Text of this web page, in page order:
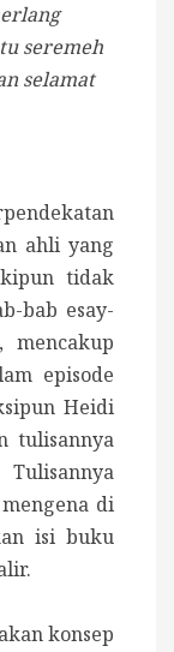
seremeh
selamat
ahli yang
tidak
bab esay-
episode
Heidi
tulisannya
di
isi buku
konsep